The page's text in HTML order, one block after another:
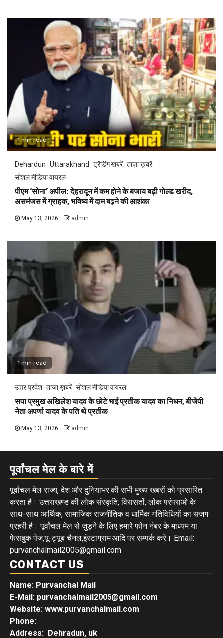
1 min read
Dehardun Uttarakhand ट्रेंडिंग खबरें ताज़ा ख़बरें
सोशल मीडिया वायरल
पीएम ‘सोना’ अपील: देहरादून में कम होने के बजाय बढ़ी गोल्ड खरीद,
असमंजस में ग्राहक, भविष्य में दाम बढ़ने की आशंका
May 13, 2026 admin
1 min read
उत्तर प्रदेश ताज़ा ख़बरें सोशल मीडिया वायरल
सपा प्रमुख अखिलेश यादव के छोटे भाई प्रतीक यादव का निधन, बीजेपी
नेता अपर्णा यादव के पति थे प्रतीक
May 13, 2026 admin
पूर्वांचल मेल के बारे में
पूर्वांचल मेल राज्य, देश और दुनियाभर की सभी मुख्य खबरों को प्रसारित
करता है। उत्तराखण्ड की लोक संस्कृति, विरासतों, लोक परंपराओ के
साथ-साथ आर्थिक, सामाजिक राजनीतिक व धार्मिक गतिविधियों का सजग
प्रहरी है। पूर्वांचल मेल से जुड़ने के लिए हमारे फोन नंबर के माध्यम या
फेसबुक पेज,यू-ट्यूब चैनल,इंस्टाग्राम आदि पर सम्पर्क करे। Email:
purvanchalmail2005@gmail.com
CONTACT US
Name: Purvanchal Mail
E-Mail: purvanchalmail2005@gmail.com
Website: www.purvanchalmail.com
Phone:
Address: Dehradun, uk